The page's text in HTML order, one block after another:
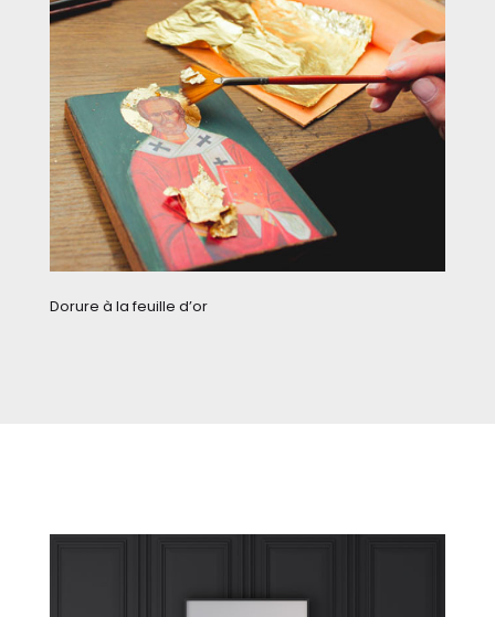
Dorure à la feuille d’or